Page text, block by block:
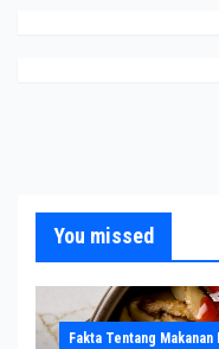
You missed
Fakta Tentang Makanan